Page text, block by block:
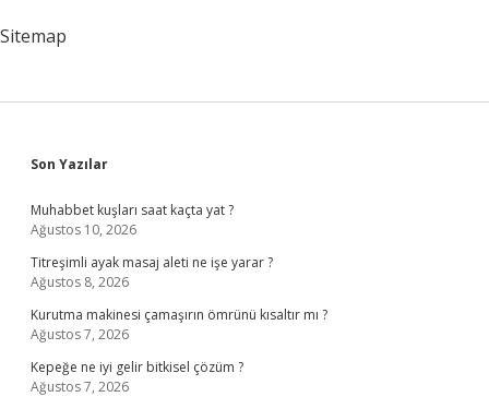
Sitemap
Sidebar
Son Yazılar
Muhabbet kuşları saat kaçta yat ?
Ağustos 10, 2026
Titreşimli ayak masaj aleti ne işe yarar ?
Ağustos 8, 2026
Kurutma makinesi çamaşırın ömrünü kısaltır mı ?
Ağustos 7, 2026
Kepeğe ne iyi gelir bitkisel çözüm ?
Ağustos 7, 2026